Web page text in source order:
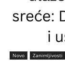
Novo Zanimljivosti